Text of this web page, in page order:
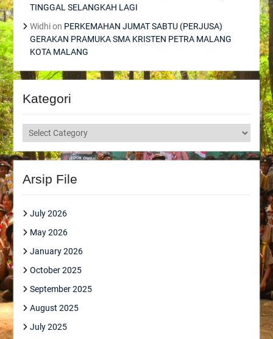
TINGGAL SELANGKAH LAGI
Widhion PERKEMAHAN JUMAT SABTU (PERJUSA)
GERAKAN PRAMUKA SMA KRISTEN PETRA MALANG
KOTA MALANG
Kategori
Kategori
Arsip File
July 2026
May 2026
January 2026
October 2025
September 2025
August 2025
July 2025